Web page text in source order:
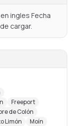
ingles Fecha
cargar.
Freeport
de Colón
Limón
Moín